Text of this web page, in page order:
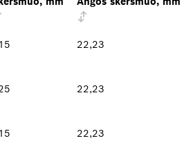
22,23
22,23
22,23